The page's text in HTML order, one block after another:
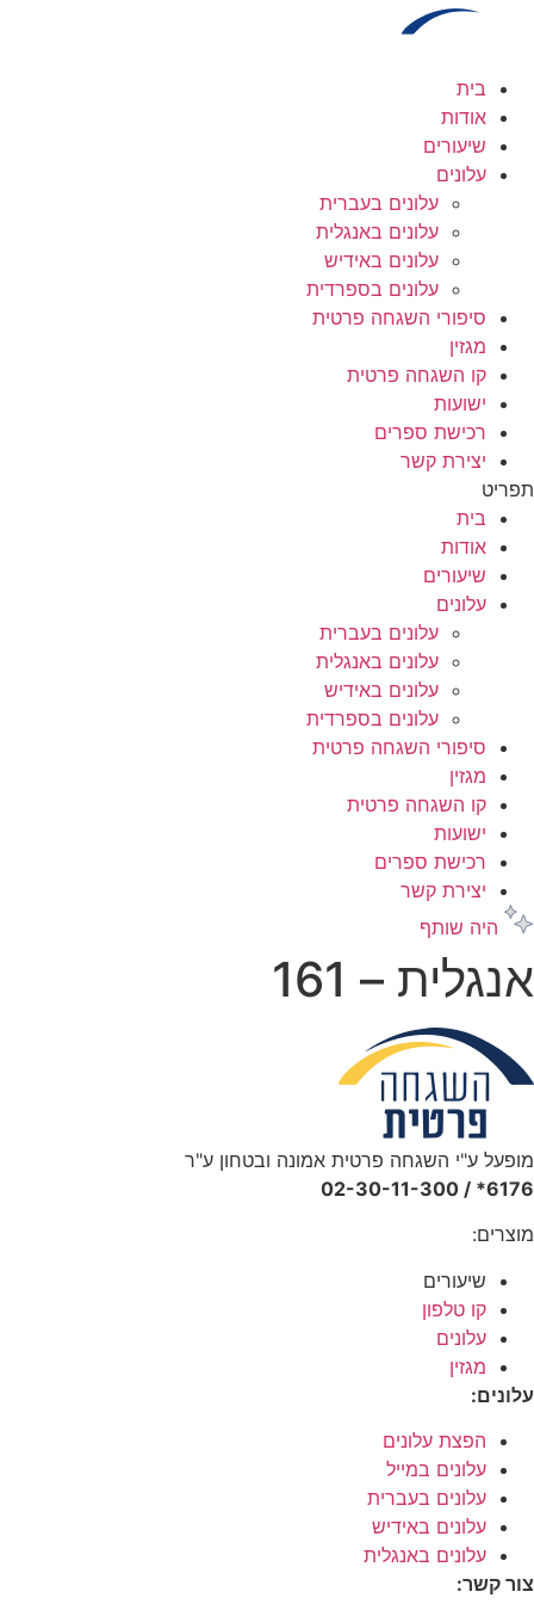
בית
אודות
שיעורים
עלונים
עלונים בעברית
עלונים באנגלית
עלונים באידיש
עלונים בספרדית
סיפורי השגחה פרטית
מגזין
קו השגחה פרטית
ישועות
רכישת ספרים
יצירת קשר
תפריט
בית
אודות
שיעורים
עלונים
עלונים בעברית
עלונים באנגלית
עלונים באידיש
עלונים בספרדית
סיפורי השגחה פרטית
מגזין
קו השגחה פרטית
ישועות
רכישת ספרים
יצירת קשר
היה שותף
אנגלית – 161
מופעל ע"י השגחה פרטית אמונה ובטחון ע"ר
6176* / 02-30-11-300
מוצרים:
שיעורים
קו טלפון
עלונים
מגזין
עלונים:
הפצת עלונים
עלונים במייל
עלונים בעברית
עלונים באידיש
עלונים באנגלית
צור קשר: